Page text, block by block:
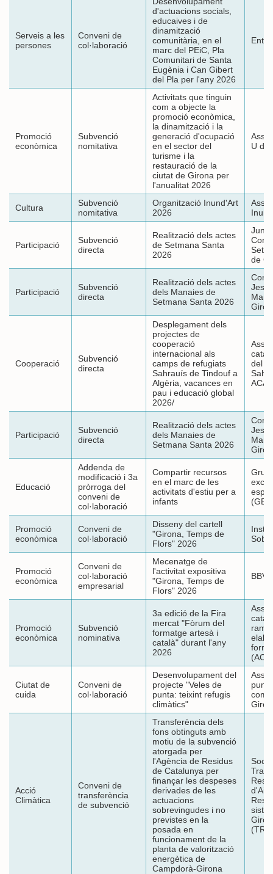
Serveis a les
persones
Conveni de
col·laboració
d'actuacions socials,
educaives i de
dinamització
comunitària, en el
marc del PEiC, Pla
Comunitari de Santa
Eugènia i Can Gibert
del Pla per l'any 2026
Promoció
econòmica
Subvenció
nomitativa
Activitats que tinguin
com a objecte la
promoció econòmica,
la dinamització i la
generació d'ocupació
en el sector del
turisme i la
restauració de la
ciutat de Girona per
l'anualitat 2026
U de
Cultura
Subvenció
nomitativa
Organització Inund'Art
2026
Participació
Subvenció
directa
Realització dels actes
de Setmana Santa
2026
de
Participació
Subvenció
directa
Realització dels actes
dels Manaies de
Setmana Santa 2026
Cooperació
Subvenció
directa
Desplegament dels
projectes de
cooperació
internacional als
camps de refugiats
Sahrauís de Tindouf a
Algèria, vacances en
pau i educació global
2026/
del
Participació
Subvenció
directa
Realització dels actes
dels Manaies de
Setmana Santa 2026
Educació
Addenda de
modificació i 3a
pròrroga del
conveni de
col·laboració
Compartir recursos
en el marc de les
activitats d'estiu per a
infants
Grup
Promoció
econòmica
Conveni de
col·laboració
Disseny del cartell
"Girona, Temps de
Flors" 2026
Promoció
econòmica
Conveni de
col·laboració
empresarial
Mecenatge de
l'activitat expositiva
"Girona, Temps de
Flors" 2026
BBVA
Promoció
econòmica
Subvenció
nominativa
3a edició de la Fira
mercat "Fòrum del
formatge artesà i
català" durant l'any
2026
Ciutat de
cuida
Conveni de
col·laboració
Desenvolupament del
projecte "Veles de
punta: teixint refugis
climàtics"
Acció
Climàtica
Conveni de
transferència
de subvenció
Transferència dels
fons obtinguts amb
motiu de la subvenció
atorgada per
l'Agència de Residus
de Catalunya per
finançar les despeses
derivades de les
actuacions
sobrevingudes i no
previstes en la
posada en
funcionament de la
planta de valorització
energètica de
Campdorà-Girona